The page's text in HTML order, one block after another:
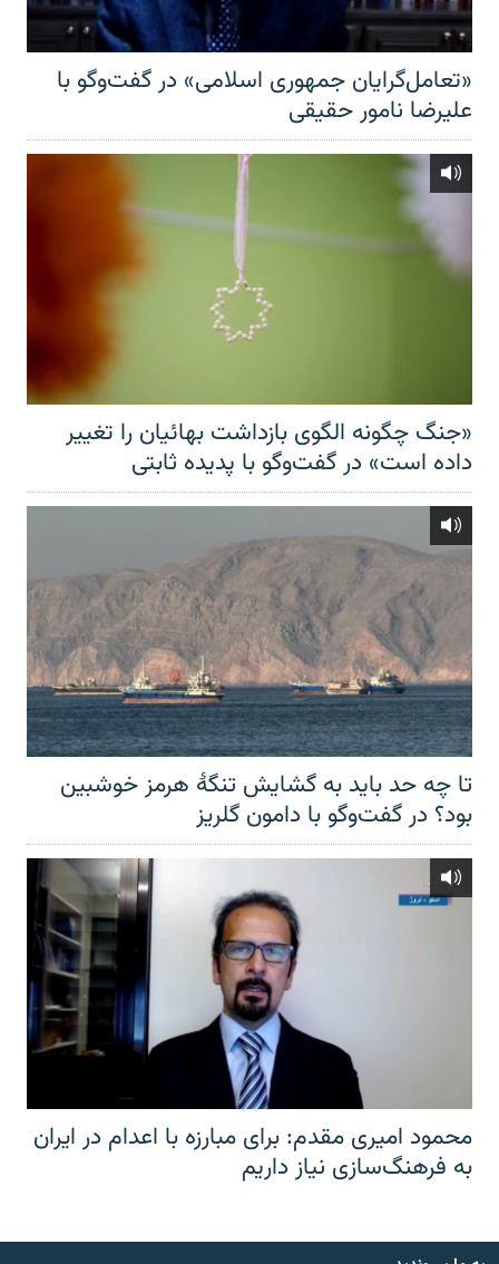
«تعامل‌گرایان جمهوری اسلامی» در گفت‌وگو با
علیرضا نامور حقیقی
«جنگ چگونه الگوی بازداشت بهائیان را تغییر
داده است» در گفت‌وگو با پدیده ثابتی
تا چه حد باید به گشایش تنگهٔ هرمز خوشبین
بود؟ در گفت‌وگو با دامون گلریز
محمود امیری مقدم: برای مبارزه با اعدام در ایران
به فرهنگ‌سازی نیاز داریم